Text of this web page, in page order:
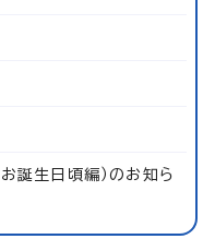
誕生日頃編）のお知ら